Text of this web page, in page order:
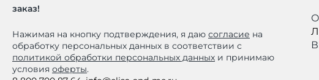
заказ!
Нажимая на кнопку подтверждения, я даю согласие на
обработку персональных данных в соответствии с
политикой обработки персональных данных и принимаю
условия оферты.